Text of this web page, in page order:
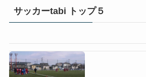
サッカーtabi トップ５